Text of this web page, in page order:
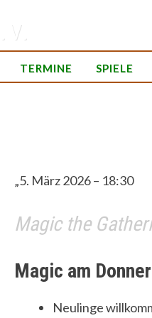
TERMINE SPIELE
„5. März 2026 – 18:30
Magic the
Magic am
Neulinge